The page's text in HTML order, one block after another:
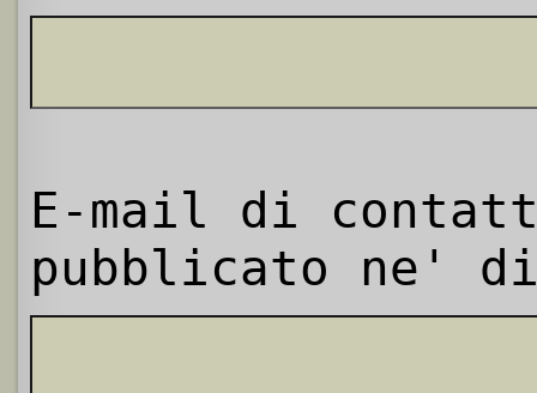
E-mail di
pubblicato ne'